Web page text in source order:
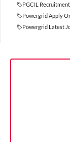
PGCIL
Powergrid Apply
Powergrid Latest